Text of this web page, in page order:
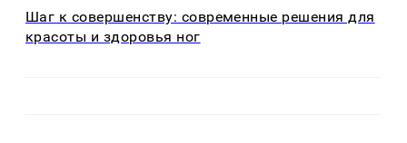
Шаг к совершенству: современные решения для
красоты и здоровья ног